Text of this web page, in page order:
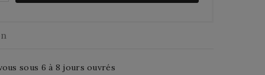
sous 6 à 8 jours ouvrés